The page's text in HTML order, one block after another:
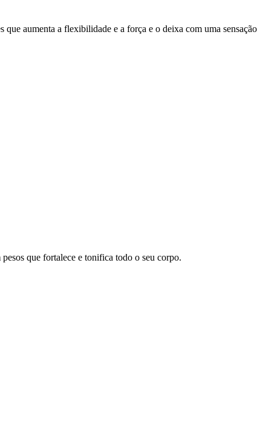
aumenta a flexibilidade e a força e o deixa com uma
que fortalece e tonifica todo o seu corpo.